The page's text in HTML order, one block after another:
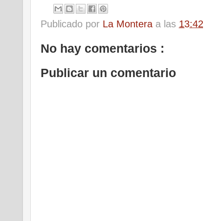
Publicado por La Montera a las 13:42
No hay comentarios :
Publicar un comentario